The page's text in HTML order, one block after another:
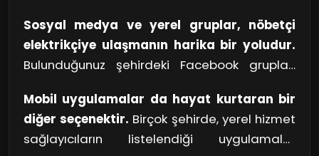
bulabilirsiniz. Özellikle kış aylarında ya da kötü
hava koşullarında elektrik arızaları
artabileceğinden, bu numaraları elinizin
altında bulundurmak faydalı olacaktır.
Sosyal medya ve yerel gruplar, nöbetçi
elektrikçiye ulaşmanın harika bir yoludur.
Bulunduğunuz şehirdeki Facebook grupları
sağlayıcılar hakkında tavsiyeler almak için
mükemmel bir platform sunar. Ayrıca, bu
gruplar sayesinde hızlıca ihtiyaç duyduğunuz
Mobil uygulamalar da hayat kurtaran bir
diğer seçenektir. Birçok şehirde, yerel hizmet
sağlayıcıların listelendiği uygulamalar